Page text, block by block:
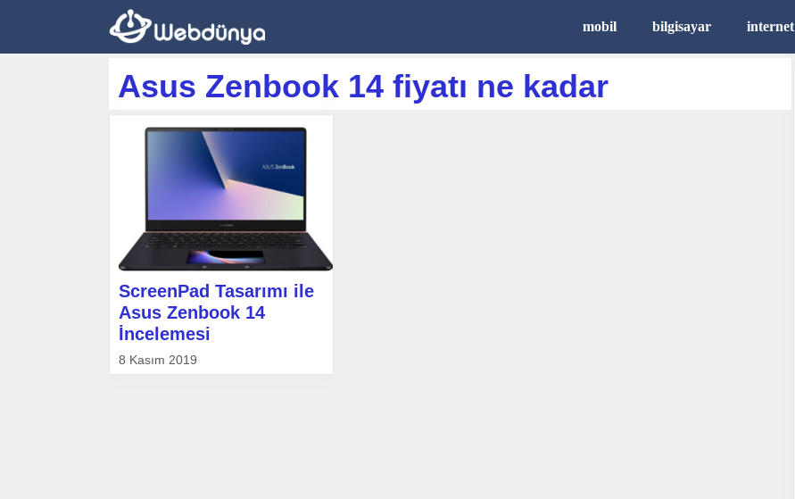
mobil bilgisayar internet
Asus Zenbook 14 fiyatı ne kadar
ScreenPad Tasarımı ile
Asus Zenbook 14
İncelemesi
8 Kasım 2019